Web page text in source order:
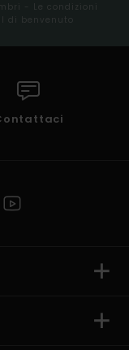
- Le condizioni
di benvenuto